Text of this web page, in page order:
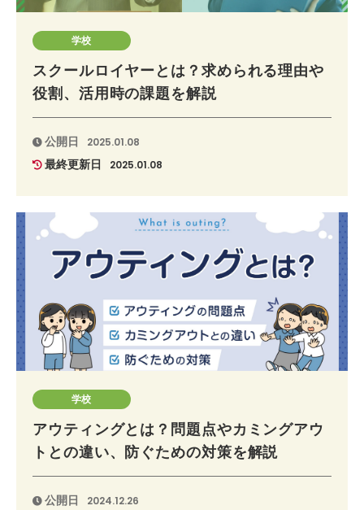
学校
スクールロイヤーとは？求められる理由や
役割、活用時の課題を解説
公開日 2025.01.08
最終更新日 2025.01.08
学校
アウティングとは？問題点やカミングアウ
トとの違い、防ぐための対策を解説
公開日 2024.12.26